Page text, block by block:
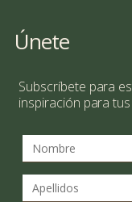
Únete
Subscríbete para
inspiración para